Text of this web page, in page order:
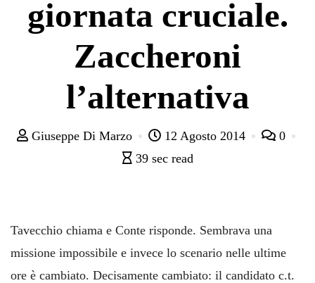
giornata cruciale.
Zaccheroni
l’alternativa
Giuseppe Di Marzo 12 Agosto 2014
0
39 sec read
Tavecchio chiama e Conte risponde. Sembrava una
missione impossibile e invece lo scenario nelle ultime
ore è cambiato. Decisamente cambiato: il candidato c.t.